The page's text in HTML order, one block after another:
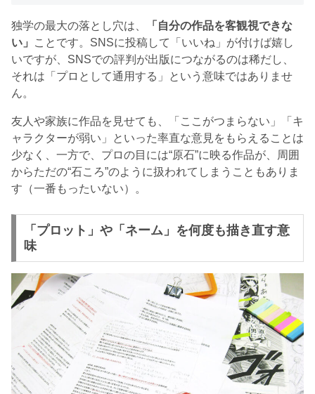
独学の最大の落とし穴は、
「自分の作品を客観視できな
い」
ことです。SNSに投稿して「いいね」が付けば嬉し
いですが、SNSでの評判が出版につながるのは稀だし、
それは「プロとして通用する」という意味ではありませ
ん。
友人や家族に作品を見せても、「ここがつまらない」「キ
ャラクターが弱い」といった率直な意見をもらえることは
少なく、一方で、プロの目には“原石”に映る作品が、周囲
からただの“石ころ”のように扱われてしまうこともありま
す（一番もったいない）。
「プロット」や「ネーム」を何度も描き直す意
味